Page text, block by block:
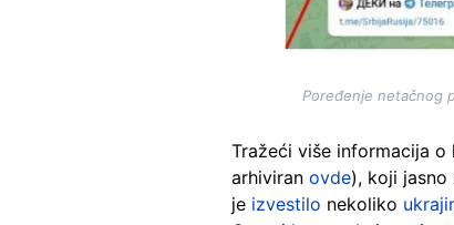
Poređenje netačnog
Tražeći više informacija o
arhiviran ovde), koji
je izvestilo nekoliko